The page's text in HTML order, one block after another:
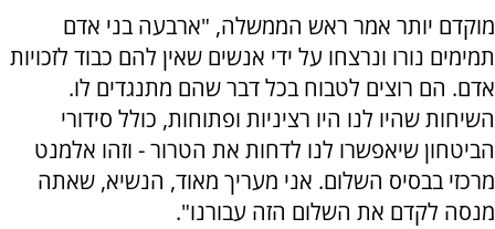
מוקדם יותר אמר ראש הממשלה, "ארבעה בני אדם
תמימים נורו ונרצחו על ידי אנשים שאין להם כבוד לזכויות
אדם. הם רוצים לטבוח בכל דבר שהם מתנגדים לו.
השיחות שהיו לנו היו רציניות ופתוחות, כולל סידורי
הביטחון שיאפשרו לנו לדחות את הטרור - וזהו אלמנט
מרכזי בבסיס השלום. אני מעריך מאוד, הנשיא, שאתה
מנסה לקדם את השלום הזה עבורנו".